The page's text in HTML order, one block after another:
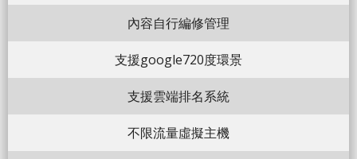
內容自行編修管理
支援google720度環景
支援雲端排名系統
不限流量虛擬主機